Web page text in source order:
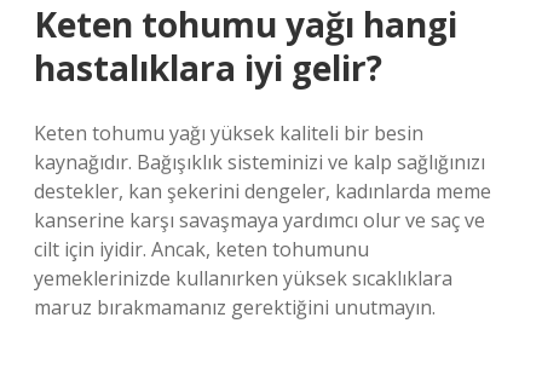
Keten tohumu yağı hangi
hastalıklara iyi gelir?
Keten tohumu yağı yüksek kaliteli bir besin
kaynağıdır. Bağışıklık sisteminizi ve kalp sağlığınızı
destekler, kan şekerini dengeler, kadınlarda meme
kanserine karşı savaşmaya yardımcı olur ve saç ve
cilt için iyidir. Ancak, keten tohumunu
yemeklerinizde kullanırken yüksek sıcaklıklara
maruz bırakmamanız gerektiğini unutmayın.